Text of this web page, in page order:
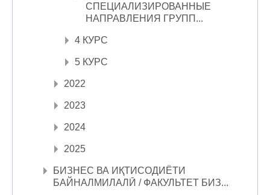
СПЕЦИАЛИЗИРОВАННЫЕ
НАПРАВЛЕНИЯ ГРУПП...
4 КУРС
5 КУРС
2022
2023
2024
2025
БИЗНЕС ВА ИҚТИСОДИЁТИ
БАЙНАЛМИЛАЛӢ / ФАКУЛЬТЕТ БИЗ...